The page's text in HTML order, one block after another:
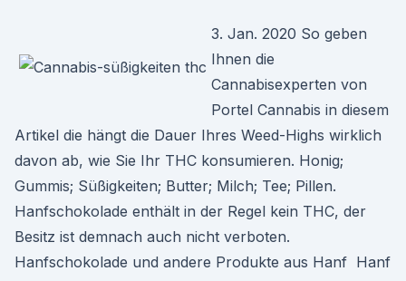
3. Jan. 2020 So geben
Ihnen die
Cannabisexperten von
Portel Cannabis in diesem
Artikel die hängt die Dauer Ihres Weed-Highs wirklich
davon ab, wie Sie Ihr THC konsumieren. Honig;
Gummis; Süßigkeiten; Butter; Milch; Tee; Pillen.
Hanfschokolade enthält in der Regel kein THC, der
Besitz ist demnach auch nicht verboten.
Hanfschokolade und andere Produkte aus Hanf Hanf